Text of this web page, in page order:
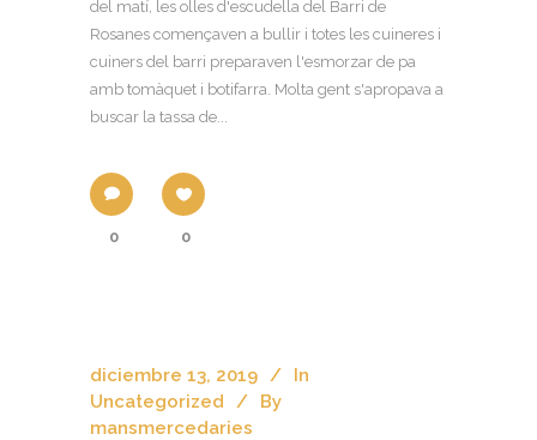
del matí, les olles d'escudella del Barri de
Rosanes començaven a bullir i totes les cuineres i
cuiners del barri preparaven l'esmorzar de pa
amb tomàquet i botifarra. Molta gent s'apropava a
buscar la tassa de...
0 0
diciembre 13, 2019
In
Uncategorized
By
mansmercedaries